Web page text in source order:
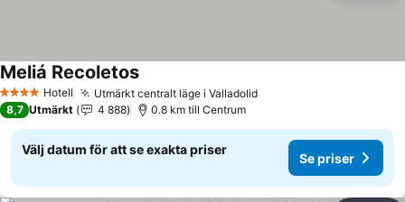
4 StjärnorHotell Utmärkt centralt läge i Valladolid
Meliá Recoletos
8,7 Utmärkt 4 888 0.8 km till Centrum
Välj datum för att se exakta priser
Se priser